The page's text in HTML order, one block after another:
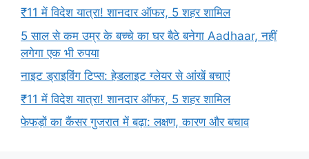
₹11 में विदेश यात्रा! शानदार ऑफर, 5 शहर शामिल
5 साल से कम उम्र के बच्चे का घर बैठे बनेगा Aadhaar, नहीं
लगेगा एक भी रुपया
नाइट ड्राइविंग टिप्स: हेडलाइट ग्लेयर से आंखें बचाएं
₹11 में विदेश यात्रा! शानदार ऑफर, 5 शहर शामिल
फेफड़ों का कैंसर गुजरात में बढ़ा: लक्षण, कारण और बचाव